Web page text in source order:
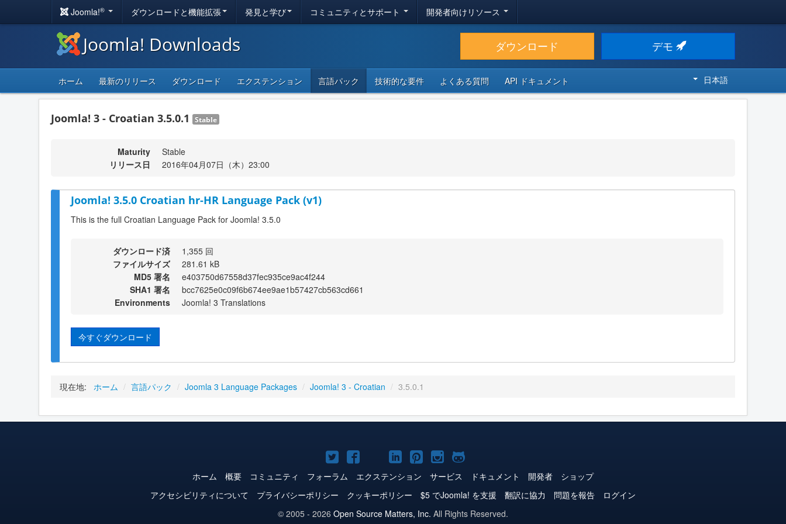
Joomla!® ダウンロードと機能拡張 発見と学び コミュニティとサポート 開発者向けリソース
Joomla! Downloads ダウンロード デモ
ホーム 最新のリリース ダウンロード エクステンション 言語パック 技術的な要件 よくある質問 API ドキュメント 日本語
Joomla! 3 - Croatian 3.5.0.1 Stable
Maturity
Stable
リリース日
2016年04月07日（木）23:00
Joomla! 3.5.0 Croatian hr-HR Language Pack (v1)
This is the full Croatian Language Pack for Joomla! 3.5.0
ダウンロード済
1,355 回
ファイルサイズ
281.61 kB
MD5 署名
e403750d67558d37fec935ce9ac4f244
SHA1 署名
bcc7625e0c09f6b674ee9ae1b57427cb563cd661
Environments
Joomla! 3 Translations
今すぐダウンロード
現在地: ホーム / 言語パック / Joomla 3 Language Packages / Joomla! 3 - Croatian / 3.5.0.1
Joomla!
Twitter
Joomla!
Facebook
Joomla!
YouTube
Joomla!
LinkedIn
Joomla!
Pinterest
Joomla!
Instagram
Joomla!
GitHub
ホーム 概要 コミュニティ フォーラム エクステンション サービス ドキュメント 開発者
ショップ
アクセシビリティについて
プライバシーポリシー クッキーポリシー $5 でJoomla! を支援 翻訳に協力 問題を報告
ログイン
© 2005 - 2026 Open Source Matters, Inc. All Rights Reserved.